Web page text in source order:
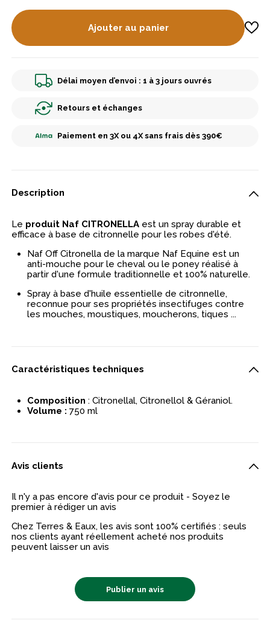
Ajouter au panier
Délai moyen d’envoi : 1 à 3 jours ouvrés
Retours et échanges
Paiement en 3X ou 4X sans frais dès 390€
Description
Le produit Naf CITRONELLA est un spray durable et
efficace à base de citronnelle pour les robes d'été.
Naf Off Citronella de la marque Naf Equine est un
anti-mouche pour le cheval ou le poney réalisé à
partir d'une formule traditionnelle et 100% naturelle.
Spray à base d'huile essentielle de citronnelle,
reconnue pour ses propriétés insectifuges contre
les mouches, moustiques, moucherons, tiques ...
Caractéristiques techniques
Composition :Citronellal, Citronellol & Géraniol.
Volume : 750 ml
Avis clients
Il n'y a pas encore d'avis pour ce produit - Soyez le
premier à rédiger un avis
Chez Terres & Eaux, les avis sont 100% certifiés : seuls
nos clients ayant réellement acheté nos produits
peuvent laisser un avis
Publier un avis